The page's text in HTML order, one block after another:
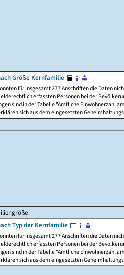
Größe Kernfamilie
für insgesamt 277 Anschriften die Daten
erfassten Personen bei der
sind in der Tabelle "Amtliche Einwohnerzahl
sich aus dem eingesetzten
Typ der Kernfamilie
für insgesamt 277 Anschriften die Daten
erfassten Personen bei der
sind in der Tabelle "Amtliche Einwohnerzahl
sich aus dem eingesetzten